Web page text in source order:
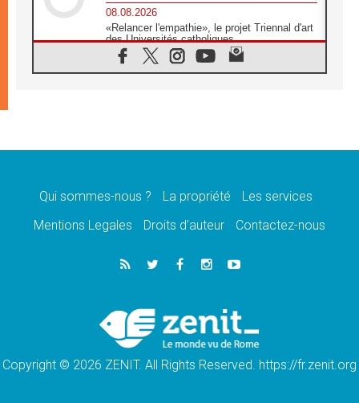
08.08.2026
«Relancer l'empathie», le projet Triennal d'art
des Universités catholiques
08.08.2026
Signis 2026, donner la parole aux religieuses
07.08.2026
07.08.2026
de l'Assomption et mémoire nationale
«La paix commence par l'empathie» estime
le cardinal Parolin
En Colombie, «la paix ne s'achète pas avec
une signature»
Qui sommes-nous ? La propriété
Les services
Mentions Legales
Droits d’auteur Contactez-nous
Copyright © 2026 ZENIT. All Rights Reserved. https://fr.zenit.org